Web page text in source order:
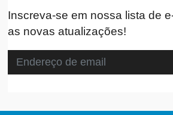
Inscreva-se em nossa lista de
as novas atualizações!